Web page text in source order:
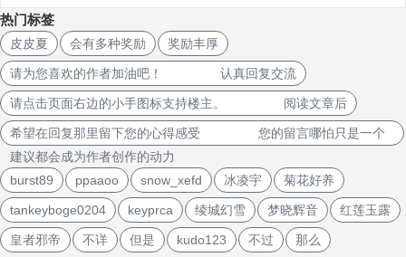
热门标签
皮皮夏 会有多种奖励 奖励丰厚
请为您喜欢的作者加油吧！ 认真回复交流
请点击页面右边的小手图标支持楼主。 阅读文章后
希望在回复那里留下您的心得感受 您的留言哪怕只是一个
建议都会成为作者创作的动力
burst89
ppaaoo snow_xefd 冰凌宇 菊花好养
tankeyboge0204 keyprca 绫城幻雪 梦晓辉音 红莲玉露
皇者邪帝 不详 但是 kudo123 不过 那么